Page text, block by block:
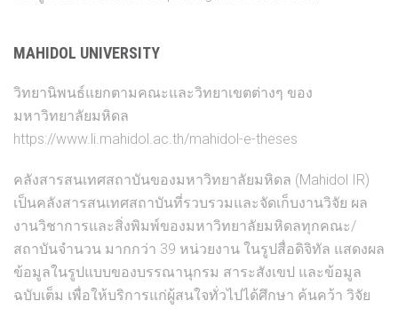
MAHIDOL UNIVERSITY
วิทยานิพนธ์แยกตามคณะและวิทยาเขตต่างๆ ของ
มหาวิทยาลัยมหิดล
https://www.li.mahidol.ac.th/mahidol-e-theses
คลังสารสนเทศสถาบันของมหาวิทยาลัยมหิดล (Mahidol IR)
เป็นคลังสารสนเทศสถาบันที่รวบรวมและจัดเก็บงานวิจัย ผล
งานวิชาการและสิ่งพิมพ์ของมหาวิทยาลัยมหิดลทุกคณะ/
สถาบันจำนวน มากกว่า 39 หน่วยงาน ในรูปสื่อดิจิทัล แสดงผล
ข้อมูลในรูปแบบของบรรณานุกรม สาระสังเขป และข้อมูล
ฉบับเต็ม เพื่อให้บริการแก่ผู้สนใจทั่วไปได้ศึกษา ค้นคว้า วิจัย